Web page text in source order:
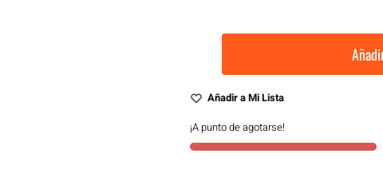
Añadir a Mi Lista
¡A punto de agotarse!